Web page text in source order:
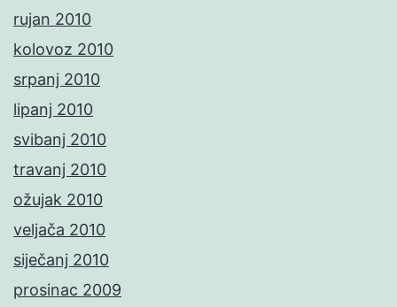
rujan 2010
kolovoz 2010
srpanj 2010
lipanj 2010
svibanj 2010
travanj 2010
ožujak 2010
veljača 2010
siječanj 2010
prosinac 2009